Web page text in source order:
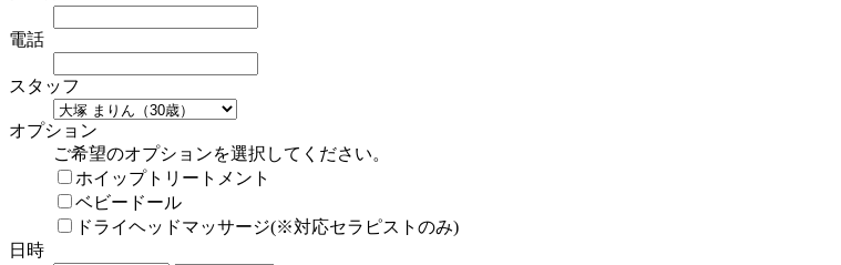
電話
スタッフ
オプション
ご希望のオプションを選択してください。
ホイップトリートメント
ベビードール
ドライヘッドマッサージ(※対応セラピストのみ)
日時